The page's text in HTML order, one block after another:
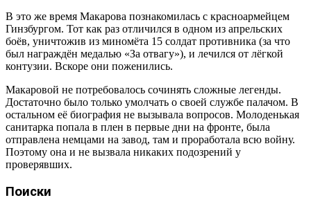
В это же время Макарова познакомилась с красноармейцем
Гинзбургом. Тот как раз отличился в одном из апрельских
боёв, уничтожив из миномёта 15 солдат противника (за что
был награждён медалью «За отвагу»), и лечился от лёгкой
контузии. Вскоре они поженились.
Макаровой не потребовалось сочинять сложные легенды.
Достаточно было только умолчать о своей службе палачом. В
остальном её биография не вызывала вопросов. Молоденькая
санитарка попала в плен в первые дни на фронте, была
отправлена немцами на завод, там и проработала всю войну.
Поэтому она и не вызвала никаких подозрений у
проверявших.
Поиски